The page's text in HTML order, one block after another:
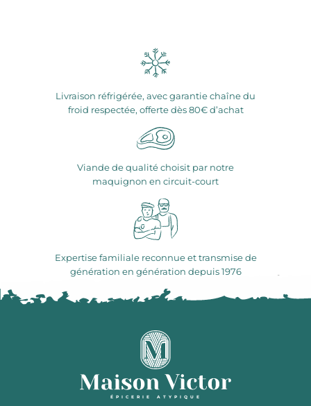
Livraison réfrigérée, avec garantie chaîne du
froid respectée, offerte dès 80€ d’achat
Viande de qualité choisit par notre
maquignon en circuit-court
Expertise familiale reconnue et transmise de
génération en génération depuis 1976
ÉPICERIE ATYPIQUE